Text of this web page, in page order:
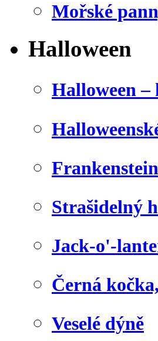
Mořské
Halloween
Halloween
Strašidelný
Jack-o'-
Černá
Veselé dýně